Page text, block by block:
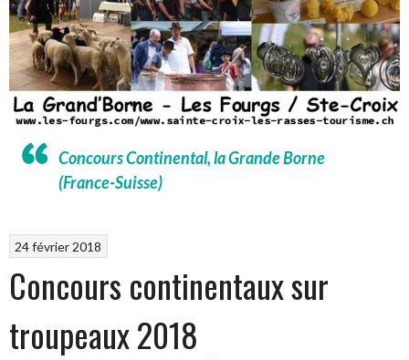
Concours Continental, la Grande Borne
(France-Suisse)
24 février 2018
Concours continentaux sur
troupeaux 2018